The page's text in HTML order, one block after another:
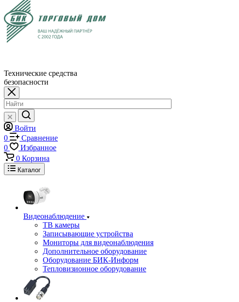
Технические средства
безопасности
Войти
0
Сравнение
0
Избранное
0 Корзина
Каталог
Видеонаблюдение
ТВ камеры
Записывающие устройства
Мониторы для видеонаблюдения
Дополнительное оборудование
Оборудование БИК-Информ
Тепловизионное оборудование